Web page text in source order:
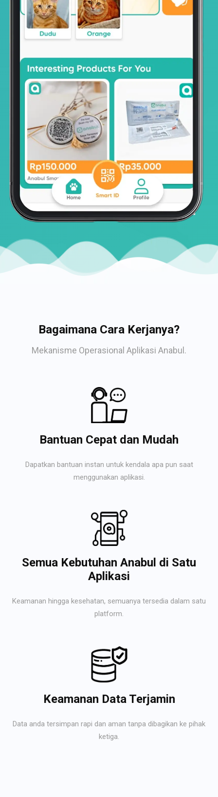
Bagaimana Cara Kerjanya?
Mekanisme Operasional Aplikasi Anabul.
Bantuan Cepat dan Mudah
Dapatkan bantuan instan untuk kendala apa pun saat
menggunakan aplikasi.
Semua Kebutuhan Anabul di Satu
Aplikasi
Keamanan hingga kesehatan, semuanya tersedia dalam satu
platform.
Keamanan Data Terjamin
Data anda tersimpan rapi dan aman tanpa dibagikan ke pihak
ketiga.